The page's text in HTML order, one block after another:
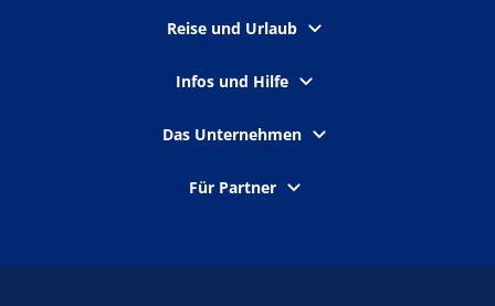
Reise und Urlaub
Infos und Hilfe
Das Unternehmen
Für Partner